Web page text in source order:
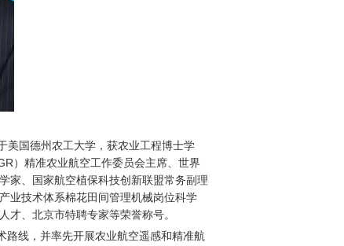
美国德州农工大学，获农业工程博士学
）精准农业航空工作委员会主席、世界
家、国家航空植保科技创新联盟常务副理
业技术体系棉花田间管理机械岗位科学
才、北京市特聘专家等荣誉称号。
路线，并率先开展农业航空遥感和精准航